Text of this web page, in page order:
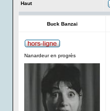
Haut
Buck Banzai
Nanardeur en progrès